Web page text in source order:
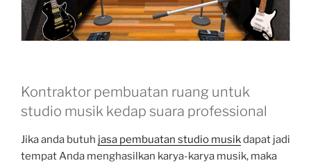
Kontraktor pembuatan ruang untuk
studio musik kedap suara professional
Jika anda butuh jasa pembuatan studio musikdapat jadi
tempat Anda menghasilkan karya-karya musik, maka